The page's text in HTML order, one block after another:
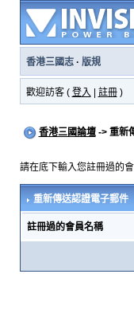
香港三國志· 版規
歡迎訪客 ( 登入 註冊)
香港三國論壇-> 重新
請在底下輸入您註冊過的
重新傳送認證電子郵件
註冊過的會員名稱